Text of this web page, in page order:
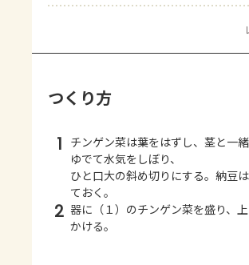
つくり方
1 チンゲン菜は葉をはずし、茎と一
ゆでて水気をしぼり、
ひと口大の斜め切りにする。納豆は
ておく。
2 器に（１）のチンゲン菜を盛り、
かける。